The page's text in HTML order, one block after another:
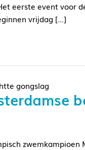
eerste event voor
vrijdag […]
gongslag
zwemkampioen